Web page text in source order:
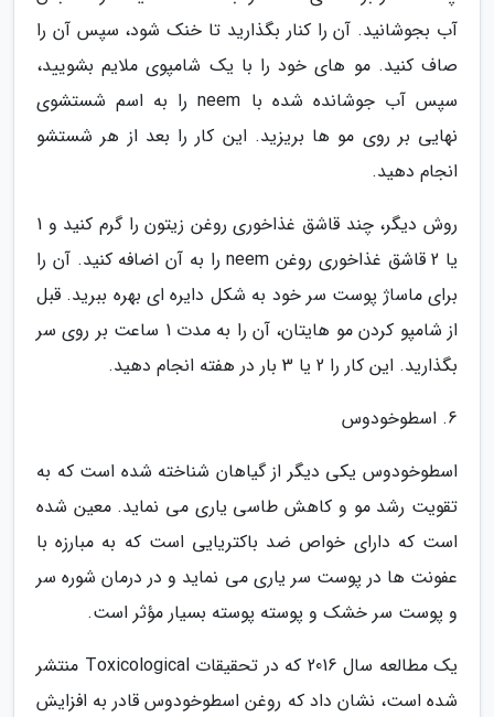
آب بجوشانید. آن را کنار بگذارید تا خنک شود، سپس آن را
صاف کنید. مو های خود را با یک شامپوی ملایم بشویید،
سپس آب جوشانده شده با neem را به اسم شستشوی
نهایی بر روی مو ها بریزید. این کار را بعد از هر شستشو
انجام دهید.
روش دیگر، چند قاشق غذاخوری روغن زیتون را گرم کنید و 1
یا 2 قاشق غذاخوری روغن neem را به آن اضافه کنید. آن را
برای ماساژ پوست سر خود به شکل دایره ای بهره ببرید. قبل
از شامپو کردن مو هایتان، آن را به مدت 1 ساعت بر روی سر
بگذارید. این کار را 2 یا 3 بار در هفته انجام دهید.
6. اسطوخودوس
اسطوخودوس یکی دیگر از گیاهان شناخته شده است که به
تقویت رشد مو و کاهش طاسی یاری می نماید. معین شده
است که دارای خواص ضد باکتریایی است که به مبارزه با
عفونت ها در پوست سر یاری می نماید و در درمان شوره سر
و پوست سر خشک و پوسته پوسته بسیار مؤثر است.
یک مطالعه سال 2016 که در تحقیقات Toxicological منتشر
شده است، نشان داد که روغن اسطوخودوس قادر به افزایش